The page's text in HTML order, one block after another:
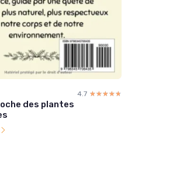
4.7 ☆☆☆☆☆
★★★★★
des plantes